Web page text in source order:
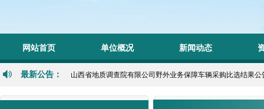
2
网站首页 单位概况 新闻动态
最新公告： 山西省地质调查院有限公司野外业务保障车辆采购比选结果公